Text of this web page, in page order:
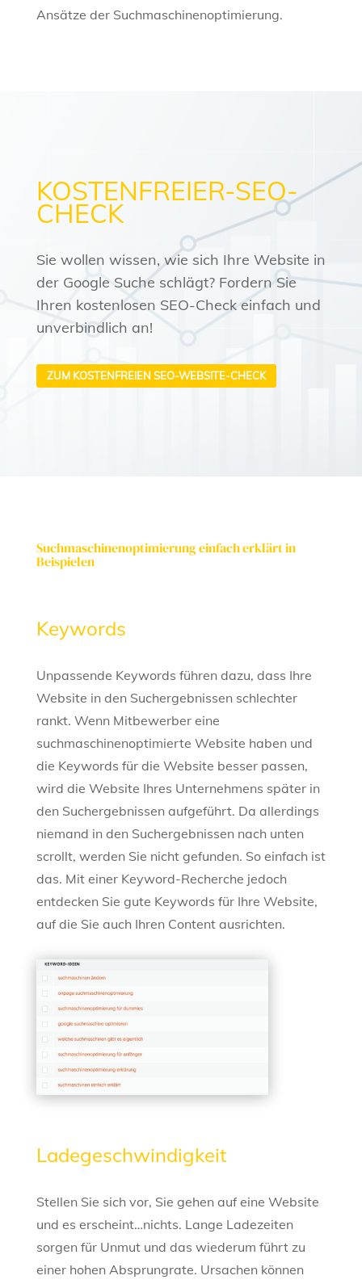
Ansätze der Suchmaschinenoptimierung.
KOSTENFREIER-SEO-
CHECK
Sie wollen wissen, wie sich Ihre Website in
der Google Suche schlägt? Fordern Sie
Ihren kostenlosen SEO-Check einfach und
unverbindlich an!
ZUM KOSTENFREIEN SEO-WEBSITE-CHECK
Suchmaschinenoptimierung einfach erklärt in
Beispielen
Keywords
Unpassende Keywords führen dazu, dass Ihre
Website in den Suchergebnissen schlechter
rankt. Wenn Mitbewerber eine
suchmaschinenoptimierte Website haben und
die Keywords für die Website besser passen,
wird die Website Ihres Unternehmens später in
den Suchergebnissen aufgeführt. Da allerdings
niemand in den Suchergebnissen nach unten
scrollt, werden Sie nicht gefunden. So einfach ist
das. Mit einer Keyword-Recherche jedoch
entdecken Sie gute Keywords für Ihre Website,
auf die Sie auch Ihren Content ausrichten.
Ladegeschwindigkeit
Stellen Sie sich vor, Sie gehen auf eine Website
und es erscheint…nichts. Lange Ladezeiten
sorgen für Unmut und das wiederum führt zu
einer hohen Absprungrate. Ursachen können